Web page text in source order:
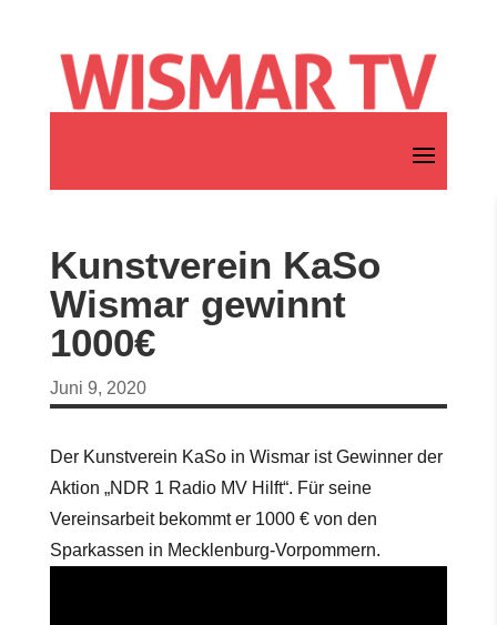
Kunstverein KaSo
Wismar gewinnt
1000€
Juni 9, 2020
Der Kunstverein KaSo in Wismar ist Gewinner der
Aktion „NDR 1 Radio MV Hilft“. Für seine
Vereinsarbeit bekommt er 1000 € von den
Sparkassen in Mecklenburg-Vorpommern.